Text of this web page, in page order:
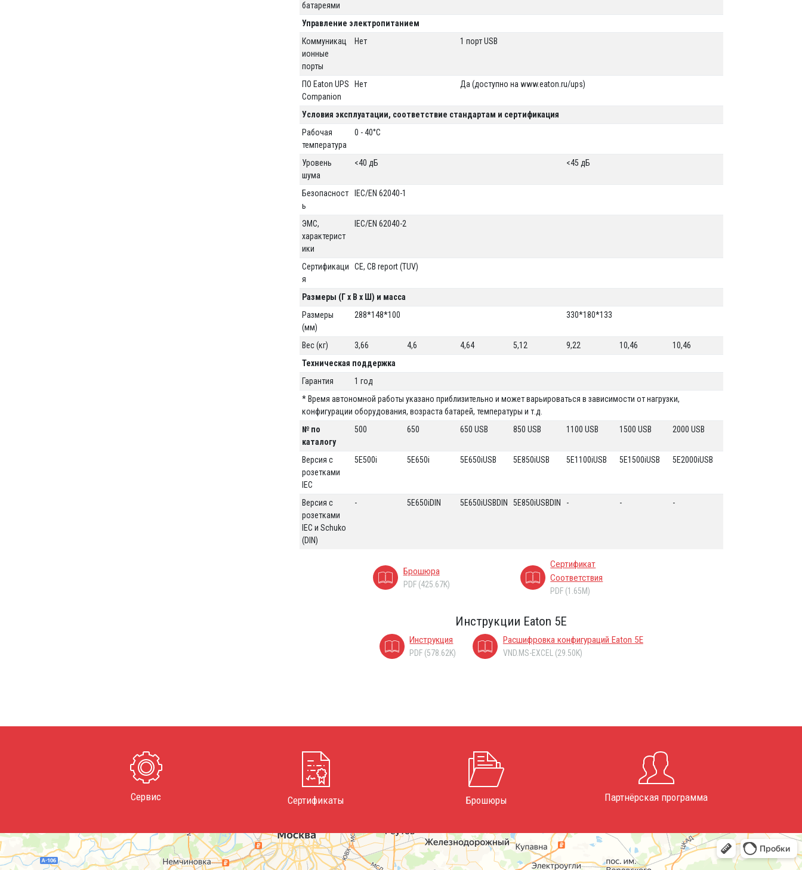
батареями
Управление электропитанием
Коммуникац
ионные
порты
Нет 1 порт USB
ПО Eaton UPS
Companion
Нет Да (доступно на www.eaton.ru/ups)
Условия эксплуатации, соответствие стандартам и сертификация
Рабочая
температура
0 - 40°C
Уровень
шума
<40 дБ <45 дБ
Безопасност
ь
IEC/EN 62040-1
ЭМС,
характерист
ики
IEC/EN 62040-2
Сертификаци
я
CE, CB report (TUV)
Размеры (Г x В x Ш) и масса
Размеры
(мм)
288*148*100 330*180*133
Вес (кг) 3,66 4,6 4,64 5,12 9,22 10,46
10,46
Техническая поддержка
Гарантия
1 год
* Время автономной работы указано приблизительно и может варьироваться в зависимости от нагрузки,
конфигурации оборудования, возраста батарей, температуры и т.д.
№ по
каталогу
500 650 650 USB 850 USB 1100 USB 1500 USB 2000 USB
Версия с
розетками
IEC
5E500i 5E650i 5E650iUSB 5E850iUSB 5E1100iUSB 5E1500iUSB 5E2000iUSB
Версия с
розетками
IEC и Schuko
(DIN)
- 5E650iDIN 5E650iUSBDIN 5E850iUSBDIN - - -
Брошюра
PDF (425.67K)
Сертификат
Соответствия
PDF (1.65M)
Инструкции Eaton 5E
Инструкция
PDF (578.62K)
Расшифровка конфигураций Eaton 5E
VND.MS-EXCEL (29.50K)
Сервис Сертификаты Брошюры Партнёрская программа